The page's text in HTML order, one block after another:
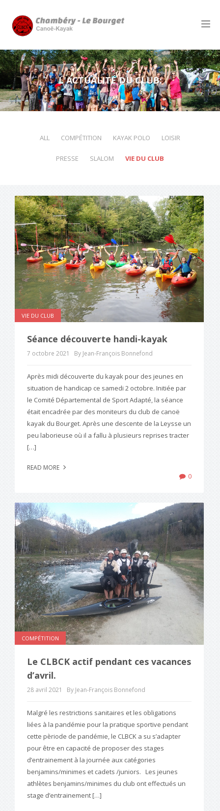
L'ACTUALITÉ DU CLUB:
ALL COMPÉTITION KAYAK POLO LOISIR
PRESSE SLALOM VIE DU CLUB
VIE DU CLUB
Séance découverte handi-kayak
7 octobre 2021 By Jean-François Bonnefond
Après midi découverte du kayak pour des jeunes en
situation de handicap ce samedi 2 octobre. Initiée par
le Comité Départemental de Sport Adapté, la séance
était encadrée par des moniteurs du club de canoë
kayak du Bourget. Après une descente de la Leysse un
peu laborieuse où il a fallu à plusieurs reprises tracter
[…]
READ MORE
0
COMPÉTITION
Le CLBCK actif pendant ces vacances
d’avril.
28 avril 2021 By Jean-François Bonnefond
Malgré les restrictions sanitaires et les obligations
liées à la pandémie pour la pratique sportive pendant
cette pèriode de pandémie, le CLBCK a su s’adapter
pour être en capacité de proposer des stages
d’entrainement à la journée aux catégories
benjamins/minimes et cadets /juniors. Les jeunes
athlètes benjamins/minimes du club ont effectués un
stage d’entrainement […]